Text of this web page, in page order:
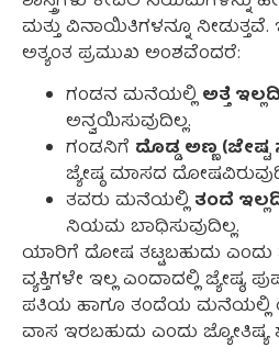
ಮತ್ತು ವಿನಾಯಿತಿಗಳನ್ನೂ
ಅತ್ಯಂತ ಪ್ರಮುಖ ಅಂಶವೆಂದರೆ:
ಗಂಡನ ಮನೆಯಲ್ಲಿಅತ್ತೆ
ಅನ್ವಯಿಸುವುದಿಲ್ಲ.
ಗಂಡನಿಗೆ ದೊಡ್ಡ ಅಣ್ಣ
ಜ್ಯೇಷ್ಠ ಮಾಸದ
ತವರು ಮನೆಯಲ್ಲಿತಂದೆ
ನಿಯಮ ಬಾಧಿಸುವುದಿಲ್ಲ.
ಯಾರಿಗೆ ದೋಷ ತಟ್ಟಬಹುದು ಎಂದು
ವ್ಯಕ್ತಿಗಳೇ ಇಲ್ಲ ಎಂದಾದಲ್ಲಿ ಜ್ಯೇಷ್ಠ,
ಪತಿಯ ಹಾಗೂ ತಂದೆಯ ಮನೆಯಲ್ಲಿ
ವಾಸ ಇರಬಹುದು ಎಂದು ಜ್ಯೋತಿಷ್ಯ